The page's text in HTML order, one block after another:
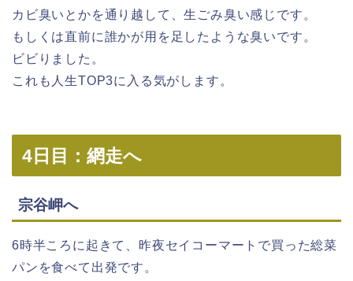
カビ臭いとかを通り越して、生ごみ臭い感じです。
もしくは直前に誰かが用を足したような臭いです。
ビビりました。
これも人生TOP3に入る気がします。
4日目：網走へ
宗谷岬へ
6時半ころに起きて、昨夜セイコーマートで買った総菜
パンを食べて出発です。